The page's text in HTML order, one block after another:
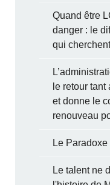
Quand être
danger : le
qui
le retour
et donne le
renouveau
Le
Le talent ne